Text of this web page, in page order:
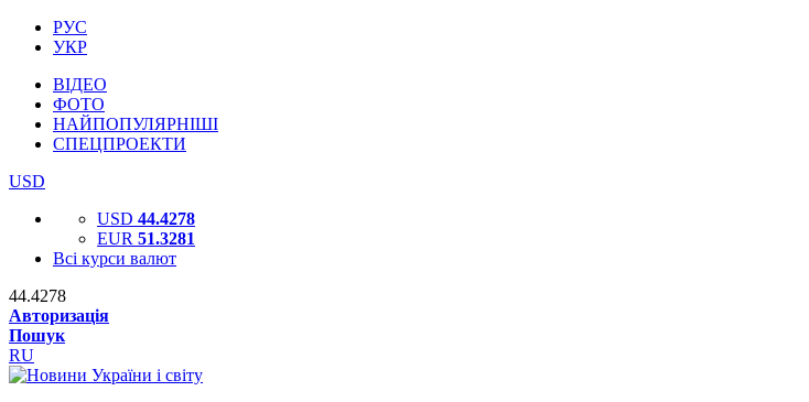
РУС
УКР
ВІДЕО
ФОТО
НАЙПОПУЛЯРНІШІ
СПЕЦПРОЕКТИ
USD
USD 44.4278
EUR 51.3281
Всі курси валют
44.4278
Авторизація
Пошук
RU